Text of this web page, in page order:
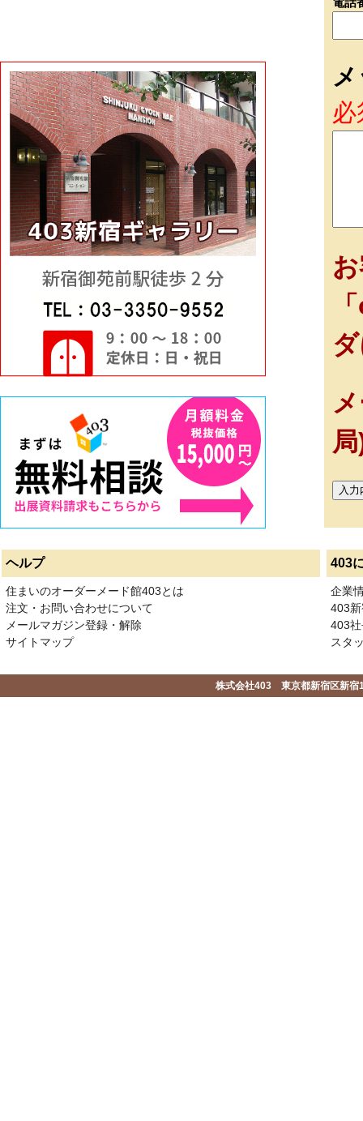
必
ヘルプ 403
住まいのオーダーメード館403とは
注文・お問い合わせについて
メールマガジン登録・解除
サイトマップ
企業
403
403
スタ
株式会社403 東京都新宿区新